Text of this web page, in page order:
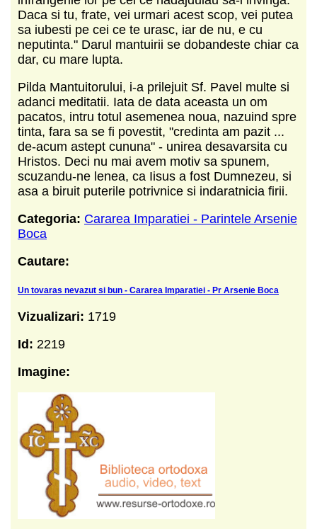
Daca si tu, frate, vei urmari acest scop, vei putea
sa iubesti pe cei ce te urasc, iar de nu, e cu
neputinta." Darul mantuirii se dobandeste chiar ca
dar, cu mare lupta.
Pilda Mantuitorului, i-a prilejuit Sf. Pavel multe si
adanci meditatii. Iata de data aceasta un om
pacatos, intru totul asemenea noua, nazuind spre
tinta, fara sa se fi povestit, "credinta am pazit ...
de-acum astept cununa" - unirea desavarsita cu
Hristos. Deci nu mai avem motiv sa spunem,
scuzandu-ne lenea, ca Iisus a fost Dumnezeu, si
asa a biruit puterile potrivnice si indaratnicia firii.
Categoria: Cararea Imparatiei - Parintele Arsenie
Boca
Cautare:
Un tovaras nevazut si bun - Cararea Imparatiei - Pr Arsenie Boca
Vizualizari: 1719
Id: 2219
Imagine: